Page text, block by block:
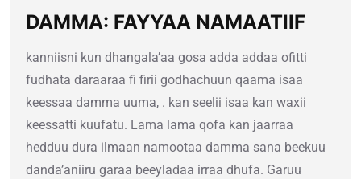
DAMMA: FAYYAA NAMAATIIF
kanniisni kun dhangala’aa gosa adda addaa ofitti
fudhata daraaraa fi firii godhachuun qaama isaa
keessaa damma uuma, . kan seelii isaa kan waxii
keessatti kuufatu. Lama lama qofa kan jaarraa
hedduu dura ilmaan namootaa damma sana beekuu
dandaʼaniiru garaa beeyladaa irraa dhufa. Garuu